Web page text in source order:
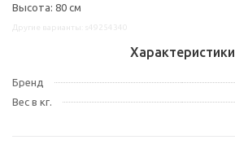
Высота: 80 см
Характеристики
Бренд
Вес в кг.